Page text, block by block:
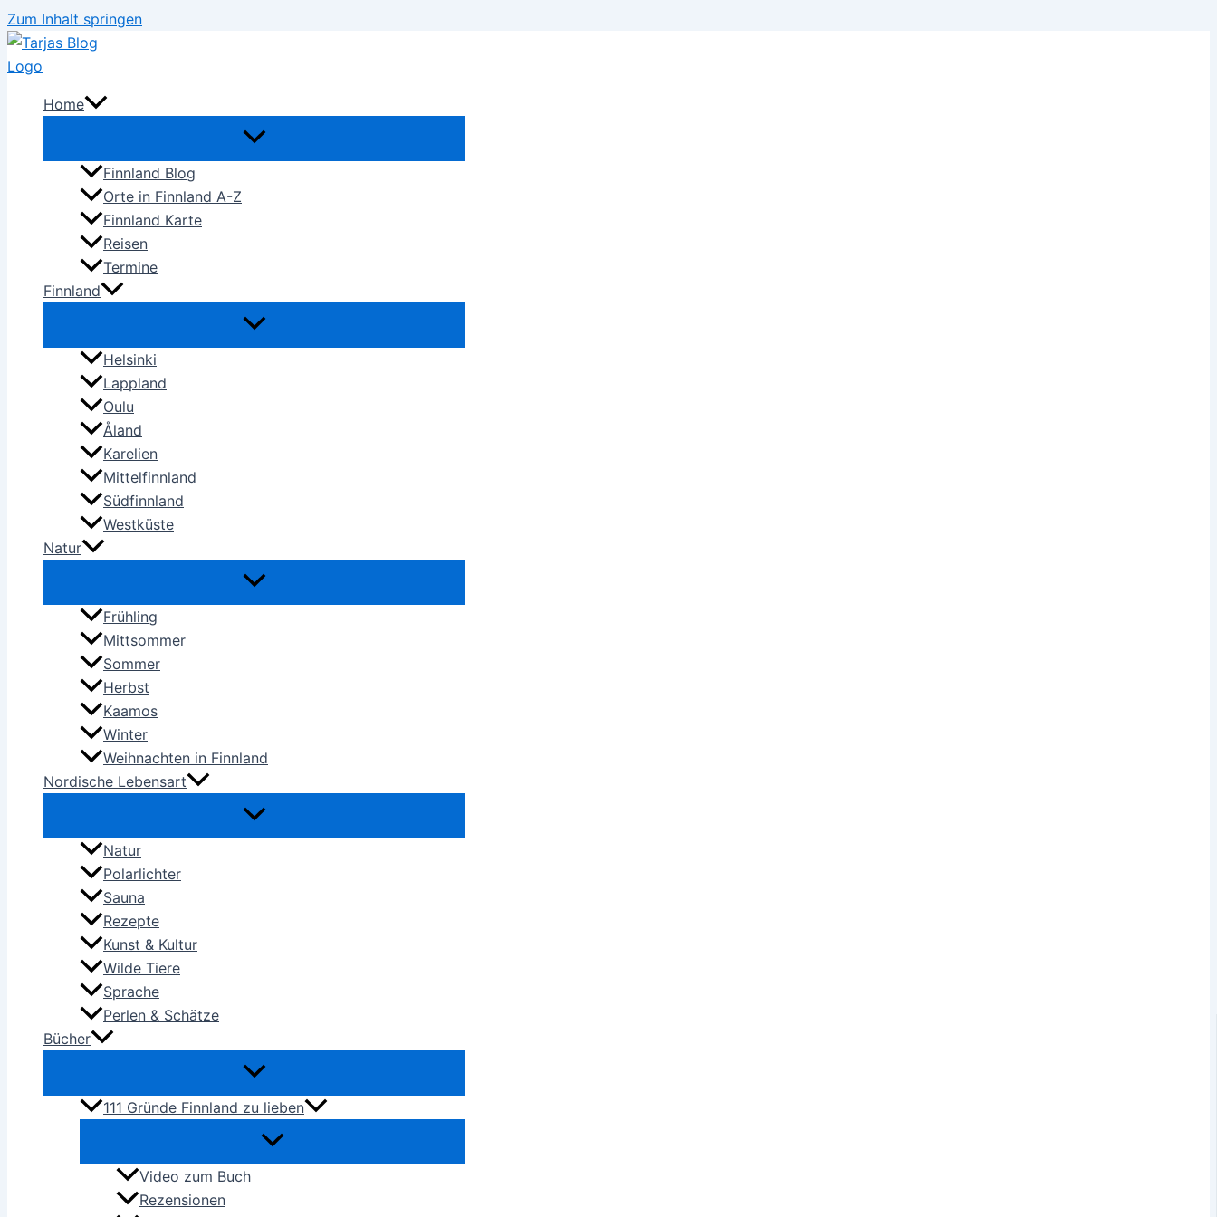
Zum Inhalt springen
Home
Finnland Blog
Orte in Finnland A-Z
Finnland Karte
Reisen
Termine
Finnland
Helsinki
Lappland
Oulu
Åland
Karelien
Mittelfinnland
Südfinnland
Westküste
Natur
Frühling
Mittsommer
Sommer
Herbst
Kaamos
Winter
Weihnachten in Finnland
Nordische Lebensart
Natur
Polarlichter
Sauna
Rezepte
Kunst & Kultur
Wilde Tiere
Sprache
Perlen & Schätze
Bücher
111 Gründe Finnland zu lieben
Video zum Buch
Rezensionen